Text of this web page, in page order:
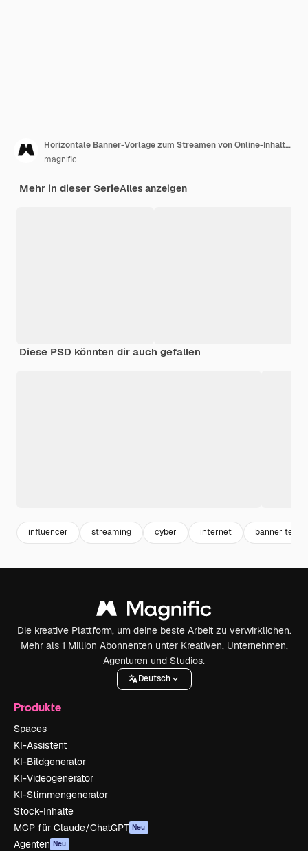
Horizontale Banner-Vorlage zum Streamen von Online-Inhalten
magnific
Mehr in dieser SerieAlles anzeigen
Diese PSD könnten dir auch gefallen
influencer streaming cyber internet banner
Die kreative Plattform, um deine beste Arbeit zu verwirklichen.
Mehr als 1 Million Abonnenten unter Kreativen, Unternehmen,
Agenturen und Studios.
Deutsch
Produkte
Spaces
KI-Assistent
KI-Bildgenerator
KI-Videogenerator
KI-Stimmengenerator
Stock-Inhalte
MCP für Claude/ChatGPT Neu
Agenten Neu